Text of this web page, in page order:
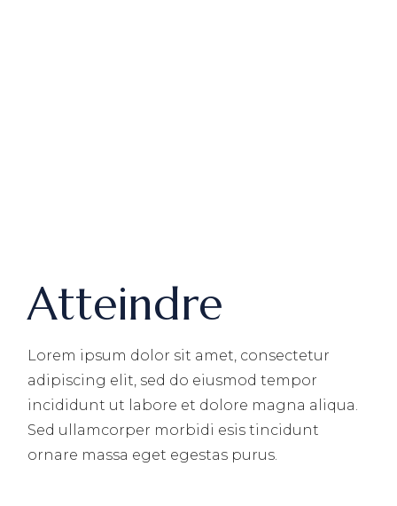
Atteindre
Lorem ipsum dolor sit amet, consectetur
adipiscing elit, sed do eiusmod tempor
incididunt ut labore et dolore magna aliqua.
Sed ullamcorper morbidi esis tincidunt
ornare massa eget egestas purus.